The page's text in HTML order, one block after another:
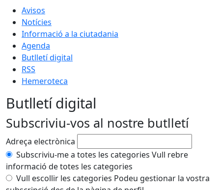
Avisos
Notícies
Informació a la ciutadania
Agenda
Butlletí digital
RSS
Hemeroteca
Butlletí digital
Subscriviu-vos al nostre butlletí
Adreça electrònica
Subscriviu-me a totes les categories Vull rebre
informació de totes les categories
Vull escollir les categories Podeu gestionar la vostra